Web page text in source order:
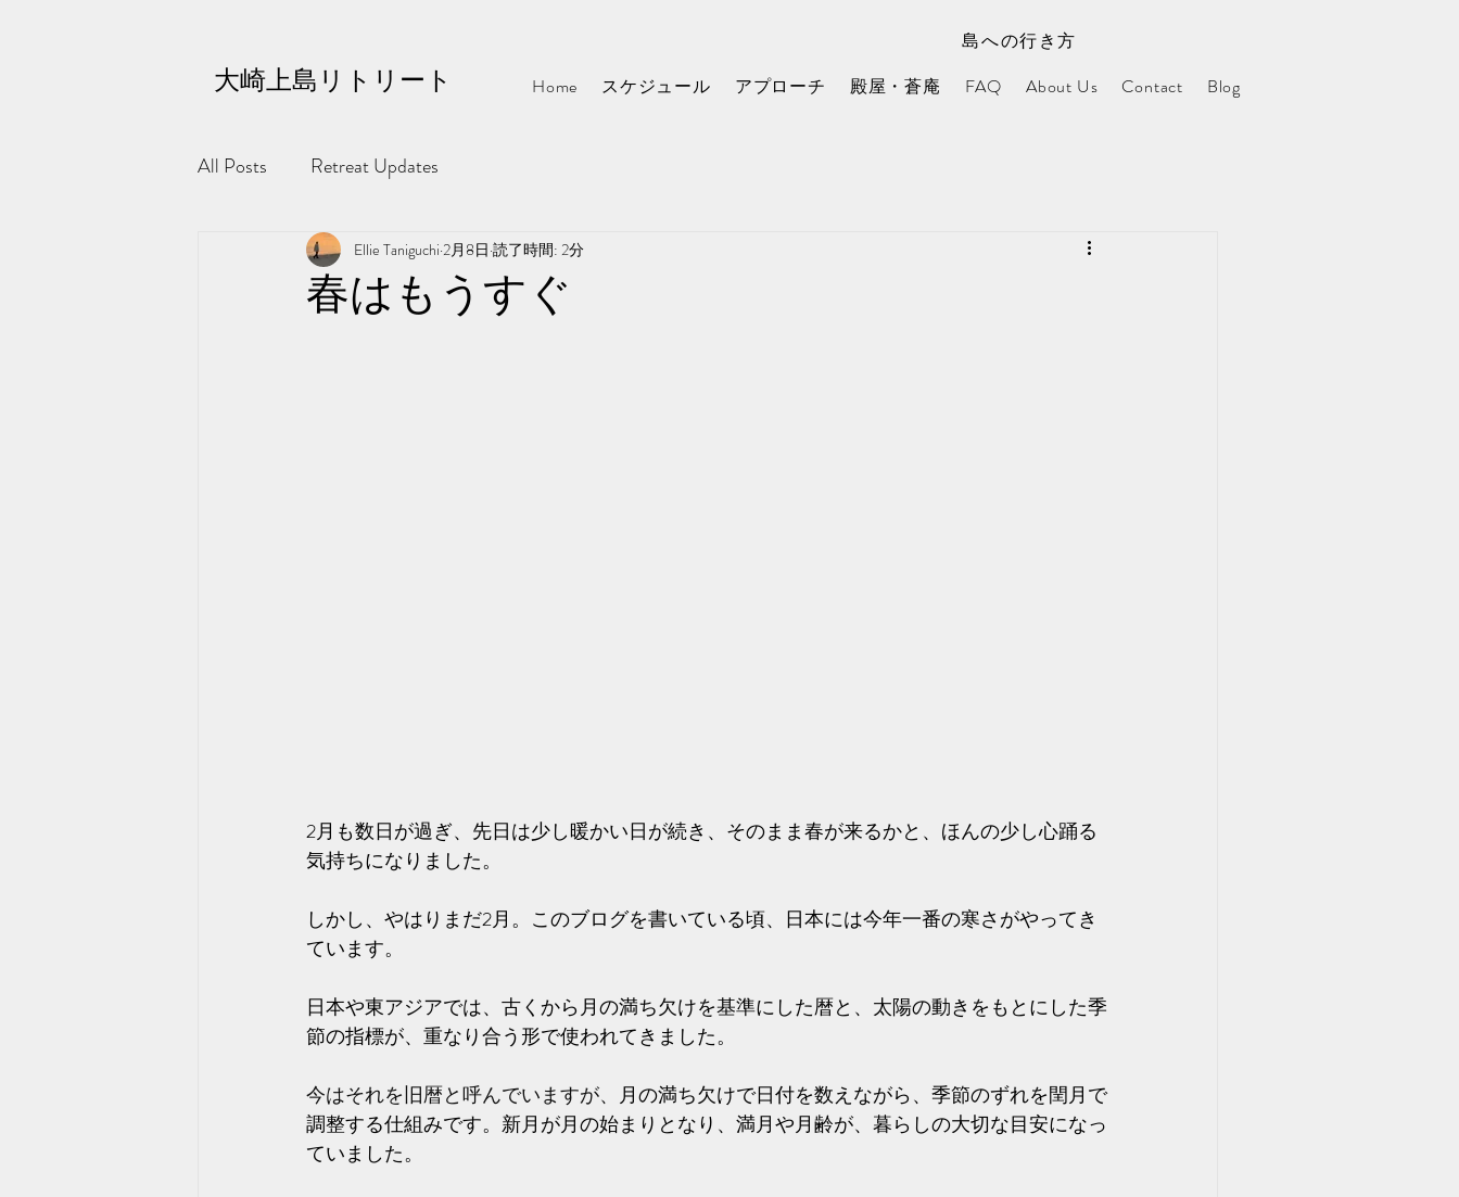
大崎上島リトリート
島への行き方
Home
スケジュール アプローチ 殿屋・蒼庵 FAQ About Us Contact Blog
All Posts Retreat Updates
春はもうすぐ
Ellie Taniguchi 2月8日 読了時間: 2分
2月も数日が過ぎ、先日は少し暖かい日が続き、そのまま春が来るかと、ほんの少し心踊る
気持ちになりました。
しかし、やはりまだ2月。このブログを書いている頃、日本には今年一番の寒さがやってき
ています。
日本や東アジアでは、古くから月の満ち欠けを基準にした暦と、太陽の動きをもとにした季
節の指標が、重なり合う形で使われてきました。
今はそれを旧暦と呼んでいますが、 月の満ち欠けで日付を数えながら、季節のずれを閏月で
調整する仕組みです。新月が月の始まりとなり、満月や月齢が、暮らしの大切な目安になっ
ていました。